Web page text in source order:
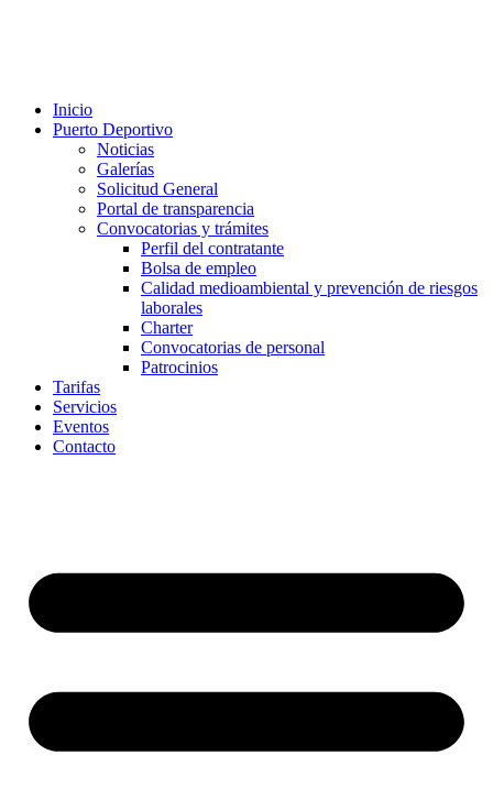
Inicio
Puerto Deportivo
Noticias
Galerías
Solicitud General
Portal de transparencia
Convocatorias y trámites
Perfil del contratante
Bolsa de empleo
Calidad medioambiental y prevención de riesgos
laborales
Charter
Convocatorias de personal
Patrocinios
Tarifas
Servicios
Eventos
Contacto